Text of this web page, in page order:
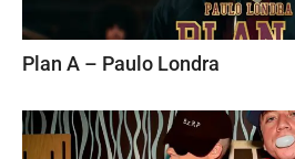
Plan A – Paulo Londra